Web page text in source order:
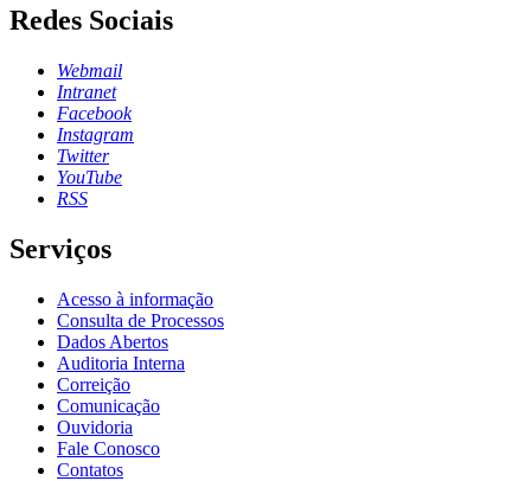
Redes Sociais
Webmail
Intranet
Facebook
Instagram
Twitter
YouTube
RSS
Serviços
Acesso à informação
Consulta de Processos
Dados Abertos
Auditoria Interna
Correição
Comunicação
Ouvidoria
Fale Conosco
Contatos